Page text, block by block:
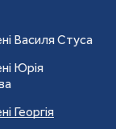
Василя Стуса
Юрія
Георгія